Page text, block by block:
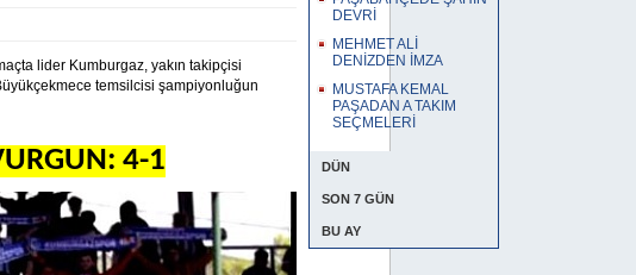
lider Kumburgaz, yakın takipçisi
temsilcisi şampiyonluğun
4-1
DEVRİ
MEHMET ALİ
DENİZDEN İMZA
MUSTAFA KEMAL
PAŞADAN A TAKIM
SEÇMELERİ
DÜN
SON 7 GÜN
BU AY